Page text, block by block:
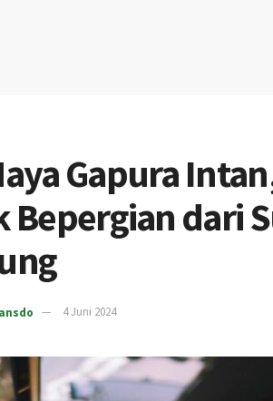
Gapura
Bepergian dari
4 Juni 2024